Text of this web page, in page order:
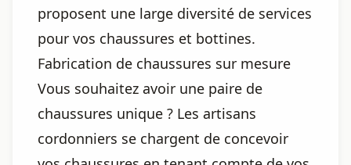
proposent une large diversité de services
pour vos chaussures et bottines.
Fabrication de chaussures sur mesure
Vous souhaitez avoir une paire de
chaussures unique ? Les artisans
cordonniers se chargent de concevoir